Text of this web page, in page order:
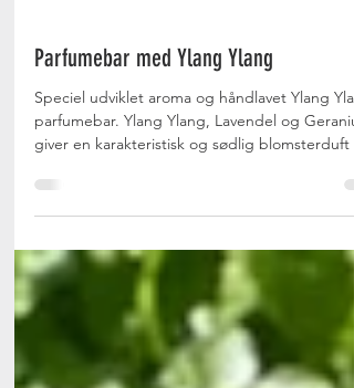
Parfumebar med Ylang Ylang
Speciel udviklet aroma og håndlavet Ylang
giver en karakteristisk og sødlig blomsterduft